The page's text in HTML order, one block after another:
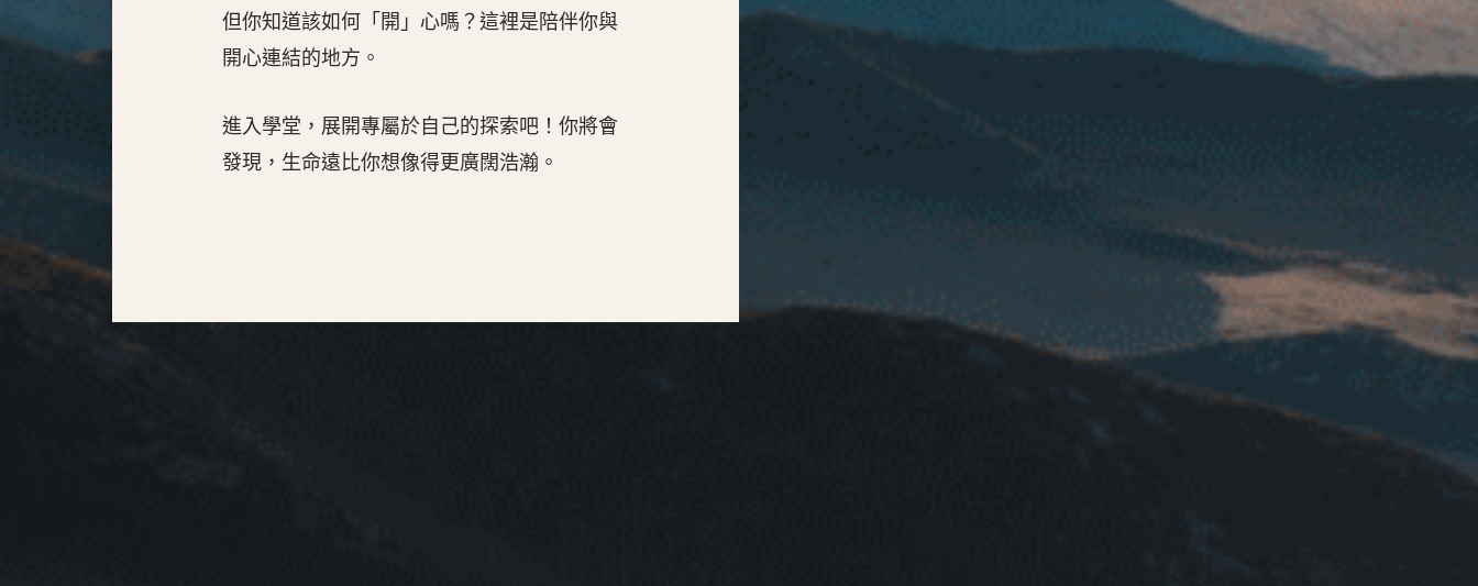
但你知道該如何「開」心嗎？這裡是陪伴你與
開心連結的地方。
進入學堂，展開專屬於自己的探索吧！你將會
發現，生命遠比你想像得更廣闊浩瀚。